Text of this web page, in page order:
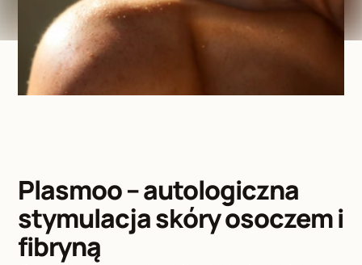
Plasmoo – autologiczna
stymulacja skóry osoczem i
fibryną